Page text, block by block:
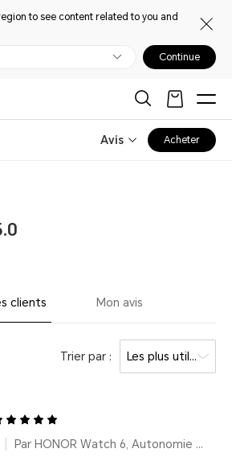
to see content related to you and
Continue
Avis Acheter
clients Mon avis
Trier par : Les plus utiles
Par HONOR Watch 6, Autonomie 35 Jours – Twilight Brown (Bracelet cuir)